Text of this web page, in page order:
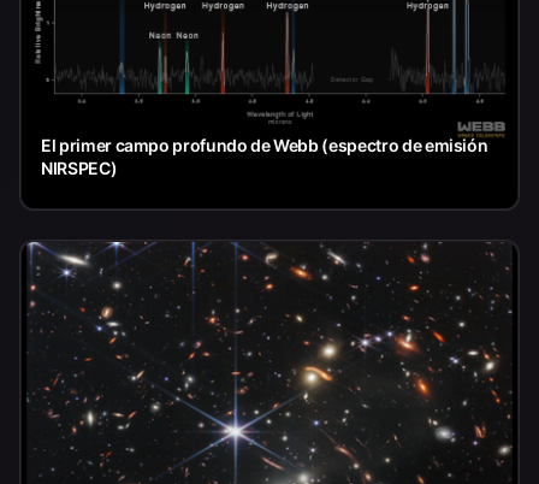
El primer campo profundo de Webb (espectro de emisión
NIRSPEC)